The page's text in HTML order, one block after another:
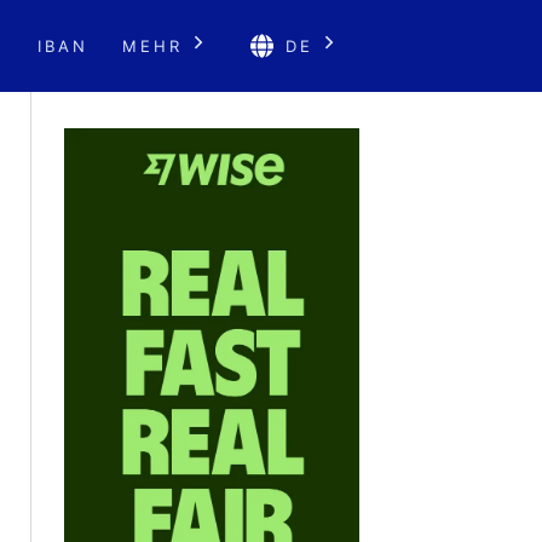
IBAN MEHR DE